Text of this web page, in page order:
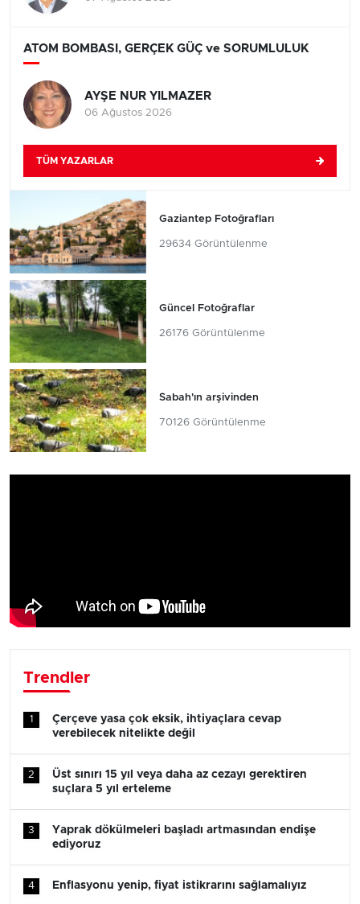
ATOM BOMBASI, GERÇEK GÜÇ ve SORUMLULUK
AYŞE NUR YILMAZER
06 Ağustos 2026
TÜM YAZARLAR
Gaziantep Fotoğrafları
29634 Görüntülenme
Güncel Fotoğraflar
26176 Görüntülenme
Sabah'ın arşivinden
70126 Görüntülenme
Trendler
1
Çerçeve yasa çok eksik, ihtiyaçlara cevap
verebilecek nitelikte değil
2
Üst sınırı 15 yıl veya daha az cezayı gerektiren
suçlara 5 yıl erteleme
3
Yaprak dökülmeleri başladı artmasından endişe
ediyoruz
4 Enflasyonu yenip, fiyat istikrarını sağlamalıyız